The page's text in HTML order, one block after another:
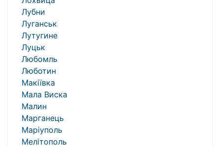
Лубни
Луганськ
Лутугине
Луцьк
Любомль
Люботин
Макіївка
Мала Виска
Малин
Марганець
Маріуполь
Мелітополь